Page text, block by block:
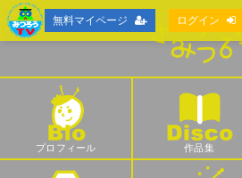
プロフィール 作品集
無料マイページ ログイン